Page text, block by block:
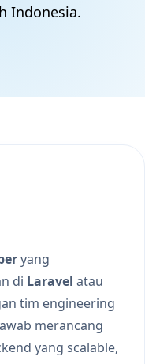
Indonesia.
yang
di Laravel atau
tim engineering
merancang
yang scalable,